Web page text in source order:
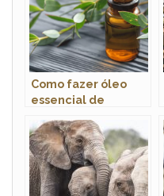
Como fazer óleo
essencial de